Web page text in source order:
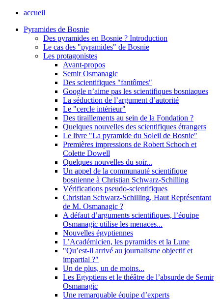
accueil
Pyramides de Bosnie
Des pyramides en Bosnie ? Introduction
Le cas des "pyramides" de Bosnie
Les protagonistes
Avant-propos
Semir Osmanagic
Des scientifiques "fantômes"
Google n’aime pas les scientifiques bosniaques
La séduction de l’argument d’autorité
Le "cercle intérieur"
Des tiraillements au sein de la Fondation ?
Quelques nouvelles des scientifiques étrangers
Le livre "La pyramide du Soleil de Bosnie"
Premières impressions de Robert Schoch et
Colette Dowell
Quelques nouvelles du soir...
Un appel de la communauté scientifique
bosnienne à Christian Schwarz-Schilling
Vérifications pseudo-scientifiques
Christian Schwarz-Schilling, Haut Représentant
de M. Osmanagic ?
A défaut d’arguments scientifiques, l’équipe
Osmanagic utilise les menaces...
Nouvelles égyptiennes
L’Académicien, les pyramides et la Lune
"Qu’est-il arrivé au journalisme objectif et
impartial ?"
Un de plus, un de moins...
Les Egyptiens et le théâtre de l’absurde de Semir
Osmanagic
Une remarquable équipe d’experts